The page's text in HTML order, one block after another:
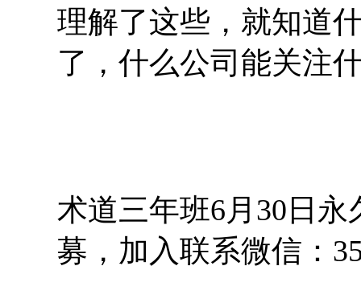
理解了这些，就知道
了，什么公司能关注
术道三年班6月30日
募，加入联系微信：